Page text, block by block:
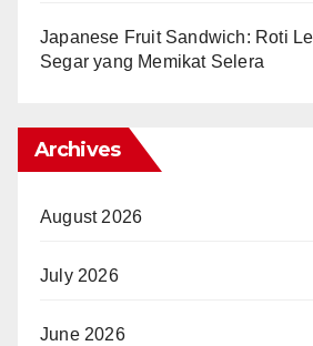
Japanese Fruit Sandwich: Roti
Segar yang Memikat Selera
Archives
August 2026
July 2026
June 2026